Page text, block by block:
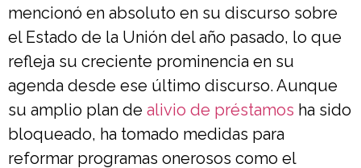
mencionó en absoluto en su discurso sobre
el Estado de la Unión del año pasado, lo que
refleja su creciente prominencia en su
agenda desde ese último discurso. Aunque
su amplio plan de alivio de préstamos ha sido
bloqueado, ha tomado medidas para
reformar programas onerosos como el